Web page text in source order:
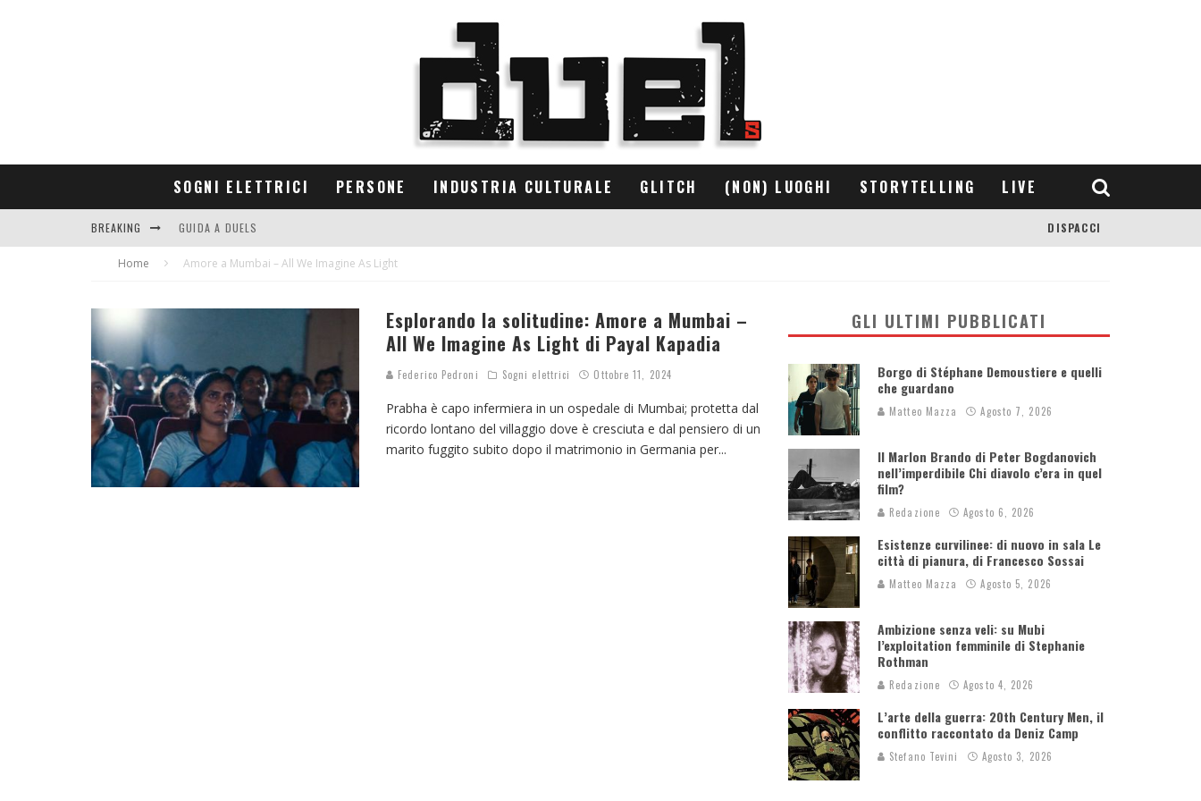
SOGNI ELETTRICI PERSONE INDUSTRIA CULTURALE GLITCH (NON) LUOGHI STORYTELLING LIVE
BREAKING GUIDA A DUELS
CONTRIBUTORS
DISPACCI
Home Amore a Mumbai – All We Imagine As Light
Esplorando la solitudine: Amore a Mumbai –
All We Imagine As Light di Payal Kapadia
Federico Pedroni Sogni elettrici Ottobre 11, 2024
Prabha è capo infermiera in un ospedale di Mumbai; protetta dal
ricordo lontano del villaggio dove è cresciuta e dal pensiero di un
marito fuggito subito dopo il matrimonio in Germania per...
GLI ULTIMI PUBBLICATI
Borgo di Stéphane Demoustiere e quelli
che guardano
Matteo Mazza Agosto 7, 2026
Il Marlon Brando di Peter Bogdanovich
nell’imperdibile Chi diavolo c’era in quel
film?
Redazione Agosto 6, 2026
Esistenze curvilinee: di nuovo in sala Le
città di pianura, di Francesco Sossai
Matteo Mazza Agosto 5, 2026
Ambizione senza veli: su Mubi
l’exploitation femminile di Stephanie
Rothman
Redazione Agosto 4, 2026
L’arte della guerra: 20th Century Men, il
conflitto raccontato da Deniz Camp
Stefano Tevini Agosto 3, 2026